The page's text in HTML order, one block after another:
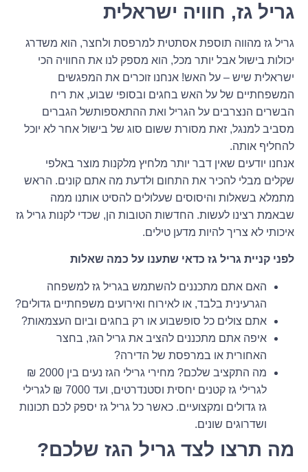
גריל גז, חוויה ישראלית
גריל גז מהווה תוספת אסתטית למרפסת ולחצר, הוא משדרג
יכולות בישול אבל יותר מכל, הוא מספק לנו את החוויה הכי
ישראלית שיש – על האש! אנחנו זוכרים את המפגשים
המשפחתיים של על האש בחגים ובסופי שבוע, את ריח
הבשרים הנצרבים על הגריל ואת ההתאספותשל הגברים
מסביב למנגל, זאת מסורת ששום סוג של בישול אחר לא יוכל
להחליף אותה.
אנחנו יודעים שאין דבר יותר מלחיץ מלקנות מוצר באלפי
שקלים מבלי להכיר את התחום ולדעת מה אתם קונים. הראש
מתמלא בשאלות והיסוסים שעלולים להסיט אותנו ממה
שבאמת רצינו לעשות. החדשות הטובות הן, שכדי לקנות גריל גז
איכותי לא צריך להיות מדען טילים.
לפני קניית גריל גז כדאי שתענו על כמה שאלות
האם אתם מתכננים להשתמש בגריל גז למשפחה
הגרעינית בלבד, או לאירוח ואירועים משפחתיים גדולים?
אתם צולים כל סופשבוע או רק בחגים וביום העצמאות?
איפה אתם מתכננים להציב את גריל הגז, בחצר
האחורית או במרפסת של הדירה?
מה התקציב שלכם? מחירי גרילי הגז נעים בין 2000 ₪
לגרילי גז קטנים יחסית וסטנדרטים, ועד 7000 ₪ לגרילי
גז גדולים ומקצועיים. כאשר כל גריל גז יספק לכם תכונות
ושדרוגים שונים.
מה תרצו לצד גריל הגז שלכם?